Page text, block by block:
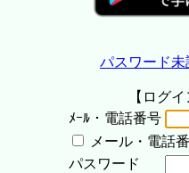
パスワード
【ログ
ﾒｰﾙ・電話番号
メール・電話
パスワード